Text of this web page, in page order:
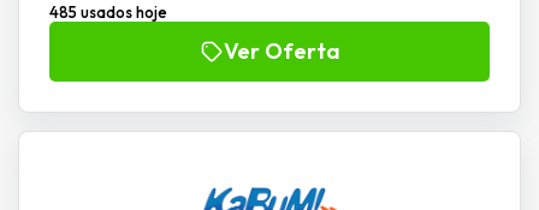
485 usados hoje
Ver Oferta